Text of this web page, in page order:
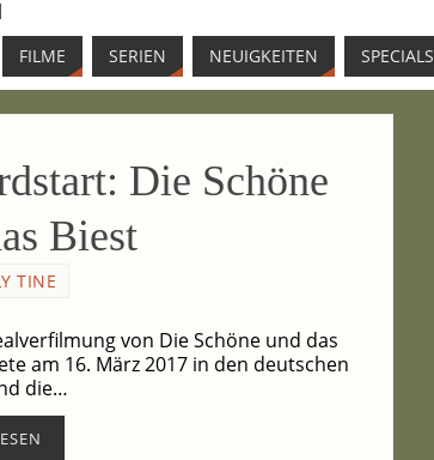
FIL­ME SERI­EN NEU­IG­KEI­TEN SPE­CIALS
Die Schö­ne
Biest
TINE
von Die Schö­ne und das
am 16. März 2017 in den deut­schen
die…